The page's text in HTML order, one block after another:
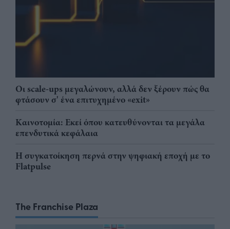
Οι scale-ups μεγαλώνουν, αλλά δεν ξέρουν πώς θα
φτάσουν σ' ένα επιτυχημένο «exit»
Καινοτομία: Εκεί όπου κατευθύνονται τα μεγάλα
επενδυτικά κεφάλαια
Η συγκατοίκηση περνά στην ψηφιακή εποχή με το
Flatpulse
The Franchise Plaza